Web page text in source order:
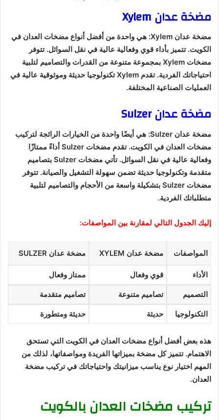
مضخة عدان Xylem
مضخة عدان Xylem: هي واحدة من أفضل أنواع مضخات العدان في
الكويت. تتميز بأداء قوي وفعالية عالية في نقل السوائل. تتوفر
مضخات Xylem بمجموعة متنوعة من القدرات والتصاميم لتلبية
احتياجاتك الفردية. تقدم Xylem تكنولوجيا حديثة وموثوقية عالية في
العمليات الصناعية المختلفة.
مضخة عدان Sulzer
مضخة عدان Sulzer: هي أيضًا واحدة من الخيارات الرائجة لتركيب
مضخات العدان في الكويت. تقدم مضخات Sulzer أداءً ممتازًا
وفعالية عالية في نقل السوائل. تأتي مضخات Sulzer بتصاميم
متقدمة وتكنولوجيا حديثة تضمن سهولة التشغيل والصيانة. تتوفر
مضخات Sulzer بتشكيلة واسعة من الأحجام والتصاميم لتلبية
متطلباتك الفردية.
إليك الجدول التالي لمقارنة بين المواصفات:
المواصفات مضخة عدان XYLEM مضخة عدان SULZER
الأداء قوي وفعال ممتاز وفعال
التصميم تصاميم متنوعة تصاميم متقدمة
التكنولوجيا حديثة حديثة ومتطورة
هذه بعض أفضل أنواع مضخات العدان في الكويت التي تستحق
الاهتمام. تتميز كل مضخة بميزاتها الفريدة ومواصفاتها، لذلك من
المهم اختيار نوع يناسب ميزانيتك واحتياجاتك في تركيب مضخة
العدان.
تركيب مضخات العدان بالكويت